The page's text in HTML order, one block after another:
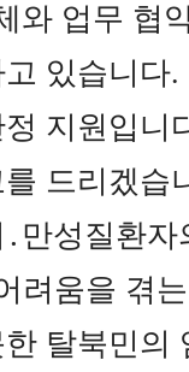
와 업무 협
있습니다.
지원입니
드리겠습
․ 만성질환
려움을 겪
탈북민의